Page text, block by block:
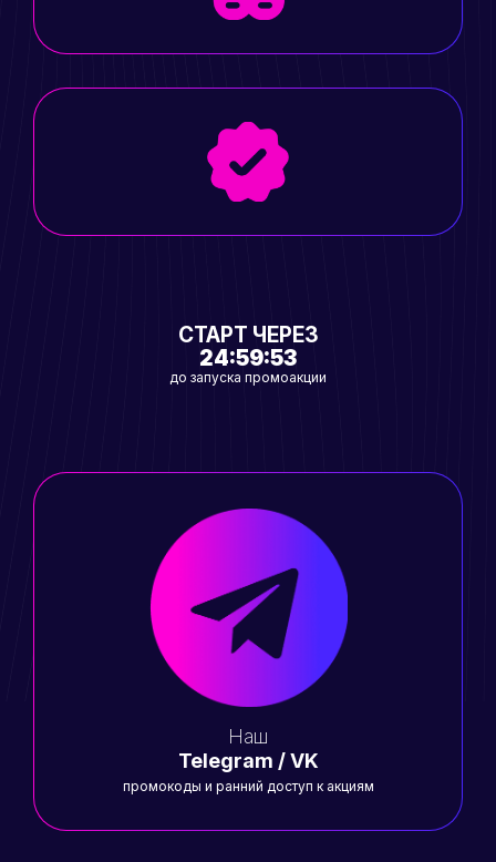
СТАРТ ЧЕРЕЗ
24:59:53
до запуска промоакции
Наш
Telegram / VK
промокоды и ранний доступ к акциям